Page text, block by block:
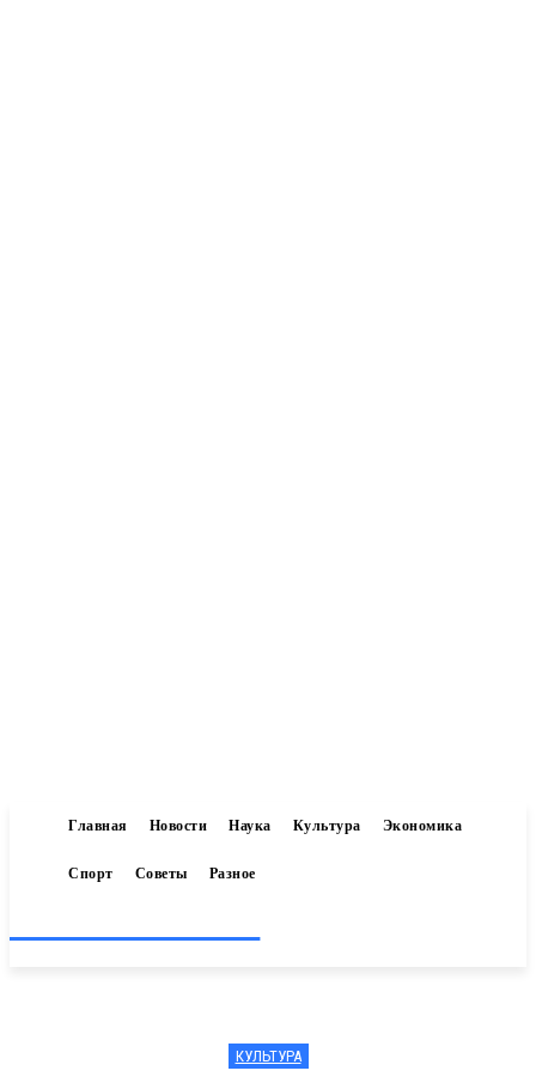
Главная Новости Наука Культура Экономика
Спорт Советы Разное
КУЛЬТУРА